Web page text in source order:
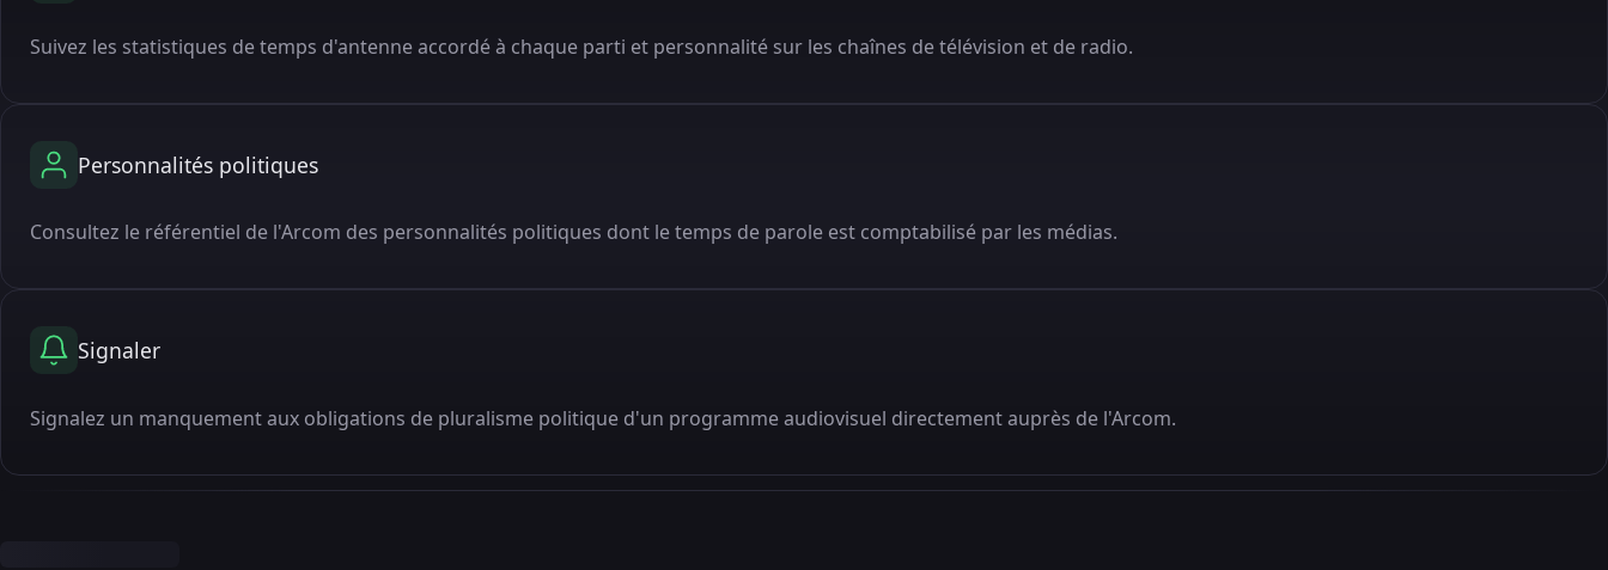
Suivez les statistiques de temps d'antenne accordé à chaque parti et personnalité sur les chaînes de télévision et de radio.
Personnalités politiques
Consultez le référentiel de l'Arcom des personnalités politiques dont le temps de parole est comptabilisé par les médias.
Signaler
Signalez un manquement aux obligations de pluralisme politique d'un programme audiovisuel directement auprès de l'Arcom.